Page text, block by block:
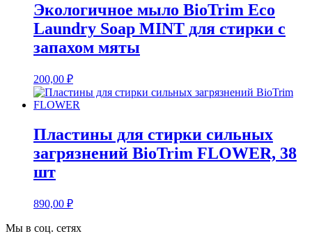
Экологичное мыло BioTrim Eco
Laundry Soap MINT для стирки с
запахом мяты
200,00 ₽
Пластины для стирки сильных
загрязнений BioTrim FLOWER, 38
шт
890,00 ₽
Мы в соц. сетях